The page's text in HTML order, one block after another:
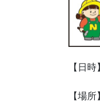
【日
【場